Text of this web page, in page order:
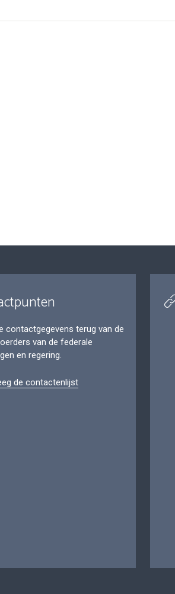
contactgegevens terug van de
van de federale
en regering.
de contactenlijst